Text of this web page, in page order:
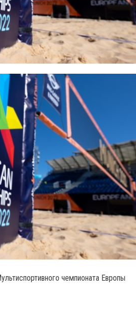
чемпионата Европы